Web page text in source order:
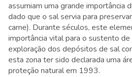
assumiam uma grande importância
dado que o sal servia para
carne). Durante séculos, este
importância vital para o sustento
exploração dos depósitos de sal
esta zona ter sido declarada uma
proteção natural em 1993.